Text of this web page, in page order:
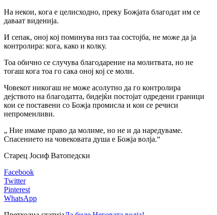
На некои, кога е целисходно, преку Божјата благодат им се
даваат виденија.
И сепак, оној кој поминува низ таа состојба, не може да ја
контролира: кога, како и колку.
Тоа обично се случува благодарение на молитвата, но не
тогаш кога тоа го сака оној кој се моли.
Човекот никогаш не може асолутно да го контролира
дејството на благодатта, бидејќи постојат одредени граници
кои се поставени со Божја промисла и кои се речиси
непроменливи.
„ Ние имаме право да молиме, но не и да наредуваме.
Спасението на човековата душа е Божја волја.“
Старец Јосиф Ватопедски
Facebook
Twitter
Pinterest
WhatsApp